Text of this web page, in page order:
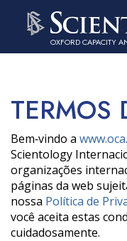
OXFORD CAPACITY
TERMOS
Bem‑vindo a
Scientology
organizações
páginas da web
nossa Política de
você aceita estas
cuidadosamente.